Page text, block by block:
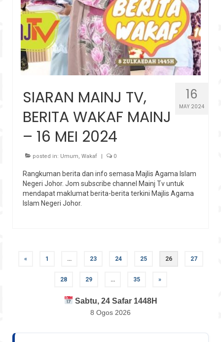
16
MAY 2024
SIARAN MAINJ TV,
BERITA WAKAF MAINJ
– 16 MEI 2024
posted in: Umum, Wakaf | 0
Rangkuman berita dan info semasa Majlis Agama Islam
Negeri Johor. Jom subscribe channel Mainj Tv untuk
mendapat maklumat berita-berita terkini Majlis Agama
Islam Negeri Johor.
Posts
pagination
« 1 … 23 24 25 26 27
28 29 … 35 »
Sabtu, 24 Safar 1448H
8 Ogos 2026